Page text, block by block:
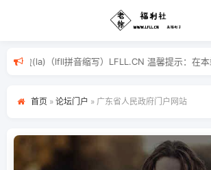
啦(la)（lfll拼音缩写）LFLL.CN 温馨提示：在本
首页 » 论坛门户 » 广东省人民政府门户网站